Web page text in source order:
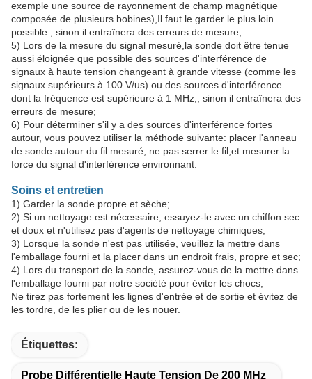
exemple une source de rayonnement de champ magnétique
composée de plusieurs bobines),Il faut le garder le plus loin
possible., sinon il entraînera des erreurs de mesure;
5) Lors de la mesure du signal mesuré,la sonde doit être tenue
aussi éloignée que possible des sources d'interférence de
signaux à haute tension changeant à grande vitesse (comme les
signaux supérieurs à 100 V/us) ou des sources d'interférence
dont la fréquence est supérieure à 1 MHz;, sinon il entraînera des
erreurs de mesure;
6) Pour déterminer s'il y a des sources d'interférence fortes
autour, vous pouvez utiliser la méthode suivante: placer l'anneau
de sonde autour du fil mesuré, ne pas serrer le fil,et mesurer la
force du signal d'interférence environnant.
Soins et entretien
1) Garder la sonde propre et sèche;
2) Si un nettoyage est nécessaire, essuyez-le avec un chiffon sec
et doux et n'utilisez pas d'agents de nettoyage chimiques;
3) Lorsque la sonde n'est pas utilisée, veuillez la mettre dans
l'emballage fourni et la placer dans un endroit frais, propre et sec;
4) Lors du transport de la sonde, assurez-vous de la mettre dans
l'emballage fourni par notre société pour éviter les chocs;
Ne tirez pas fortement les lignes d'entrée et de sortie et évitez de
les tordre, de les plier ou de les nouer.
Étiquettes:
Probe Différentielle Haute Tension De 200 MHz